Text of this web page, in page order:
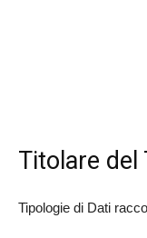
Titolare del
Tipologie di Dati